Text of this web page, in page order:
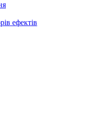
ефектів